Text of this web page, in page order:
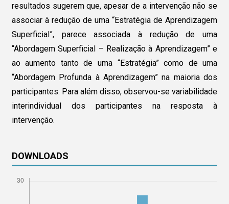
resultados sugerem que, apesar de a intervenção não se
associar à redução de uma “Estratégia de Aprendizagem
Superficial”, parece associada à redução de uma
“Abordagem Superficial – Realização à Aprendizagem” e
ao aumento tanto de uma “Estratégia” como de uma
“Abordagem Profunda à Aprendizagem” na maioria dos
participantes. Para além disso, observou-se variabilidade
interindividual dos participantes na resposta à
intervenção.
DOWNLOADS